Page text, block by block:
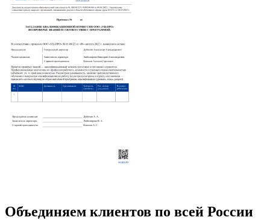
Объединяем клиентов по всей России